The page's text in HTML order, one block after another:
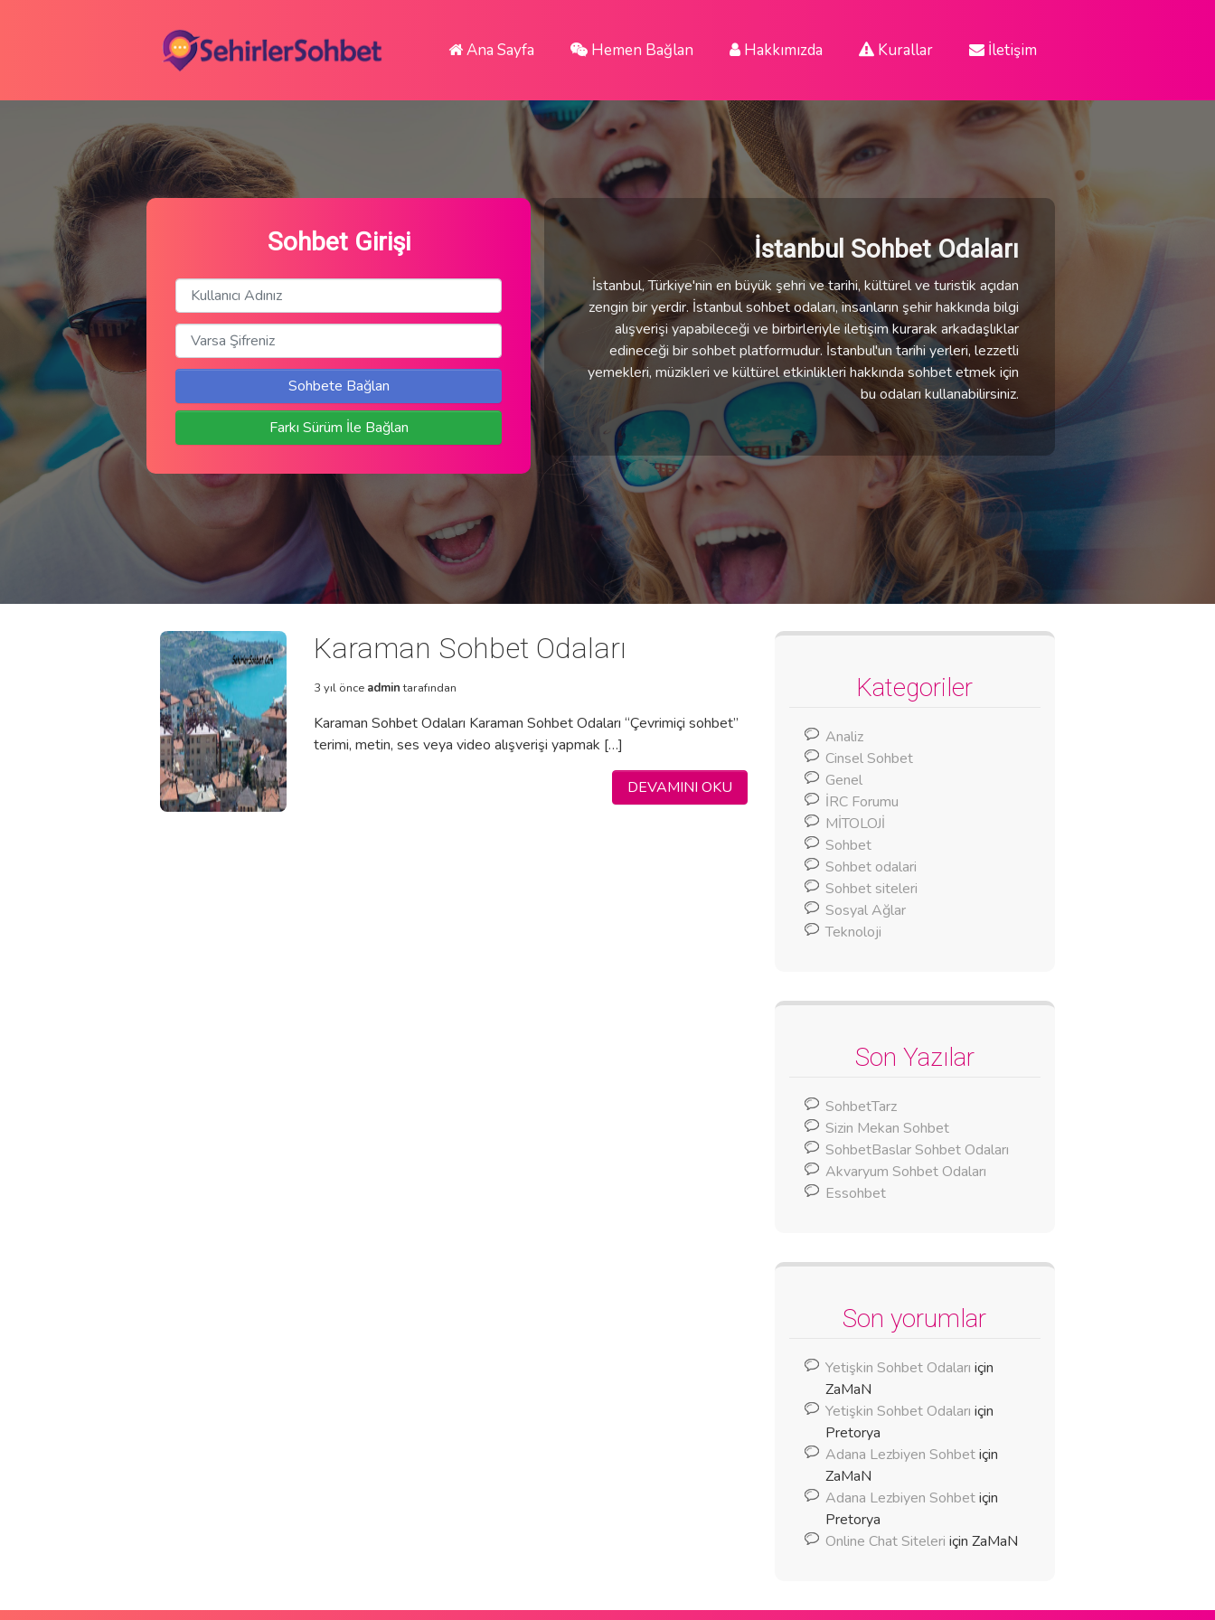
Ana Sayfa Hemen Bağlan Hakkımızda Kurallar İletişim
Sohbet Girişi
Sohbete Bağlan
Farkı Sürüm İle Bağlan
İstanbul Sohbet Odaları
İstanbul, Türkiye'nin en büyük şehri ve tarihi, kültürel ve turistik açıdan
zengin bir yerdir. İstanbul sohbet odaları, insanların şehir hakkında bilgi
alışverişi yapabileceği ve birbirleriyle iletişim kurarak arkadaşlıklar
edineceği bir sohbet platformudur. İstanbul'un tarihi yerleri, lezzetli
yemekleri, müzikleri ve kültürel etkinlikleri hakkında sohbet etmek için
bu odaları kullanabilirsiniz.
Karaman Sohbet Odaları
3 yıl önce admintarafından
Karaman Sohbet Odaları Karaman Sohbet Odaları “Çevrimiçi sohbet”
terimi, metin, ses veya video alışverişi yapmak […]
DEVAMINI OKU
Kategoriler
Analiz
Cinsel Sohbet
Genel
İRC Forumu
MİTOLOJİ
Sohbet
Sohbet odalari
Sohbet siteleri
Sosyal Ağlar
Teknoloji
Son Yazılar
SohbetTarz
Sizin Mekan Sohbet
SohbetBaslar Sohbet Odaları
Akvaryum Sohbet Odaları
Essohbet
Son yorumlar
Yetişkin Sohbet Odaları için
ZaMaN
Yetişkin Sohbet Odaları için
Pretorya
Adana Lezbiyen Sohbetiçin
ZaMaN
Adana Lezbiyen Sohbetiçin
Pretorya
Online Chat Siteleri için ZaMaN